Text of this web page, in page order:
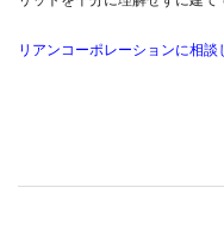
リアンコーポレーションに相談